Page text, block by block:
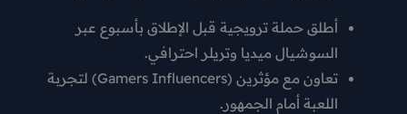
أطلق حملة ترويجية قبل الإطلاق بأسبوع عبر
السوشيال ميديا وتريلر احترافي.
تعاون مع مؤثرين (Gamers Influencers) لتجربة
اللعبة أمام الجمهور.